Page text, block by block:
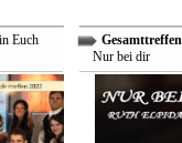
Euch
Nur bei dir